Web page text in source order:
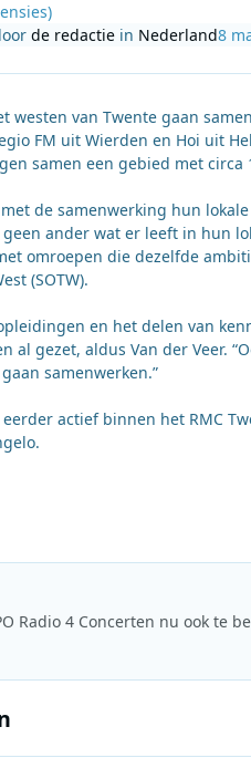
de redactiein Nederland8
westen van Twente gaan
FM uit Wierden en Hoi uit
samen een gebied met circa
de samenwerking hun
ander wat er leeft in hun
omroepen die dezelfde
(SOTW).
en het delen van
al gezet, aldus Van der Veer.
samenwerken.”
actief binnen het RMC